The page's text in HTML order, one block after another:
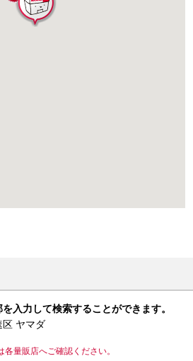
入力して検索することができます。
ヤマダ
量販店へご確認ください。